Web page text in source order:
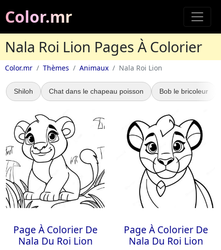
Color.mr
Nala Roi Lion Pages À Colorier
Color.mr Thèmes Animaux Nala Roi Lion
Shiloh Chat dans le chapeau poisson Bob le bricoleur
Page À Colorier De
Nala Du Roi Lion
Page À Colorier De
Nala Du Roi Lion